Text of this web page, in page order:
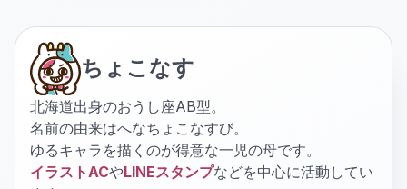
ちょこなす
北海道出身のおうし座AB型。
名前の由来はへなちょこなすび。
ゆるキャラを描くのが得意な一児の母です。
イラストACやLINEスタンプなどを中心に活動してい